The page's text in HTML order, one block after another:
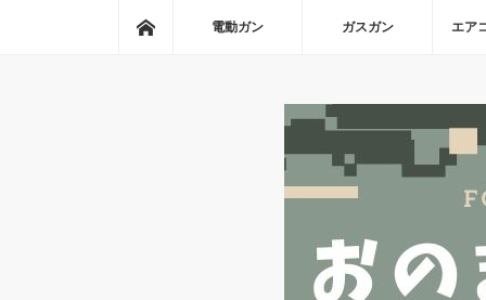
ホーム電動ガン ガスガン エア